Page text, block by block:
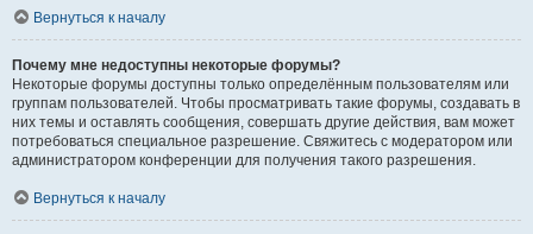
Вернуться к началу
Почему мне недоступны некоторые форумы?
Некоторые форумы доступны только определённым пользователям или
группам пользователей. Чтобы просматривать такие форумы, создавать в
них темы и оставлять сообщения, совершать другие действия, вам может
потребоваться специальное разрешение. Свяжитесь с модератором или
администратором конференции для получения такого разрешения.
Вернуться к началу